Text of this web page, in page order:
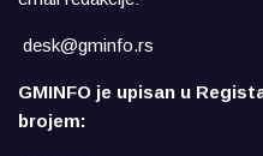
desk@gminfo.rs
GMINFO je upisan u
brojem: